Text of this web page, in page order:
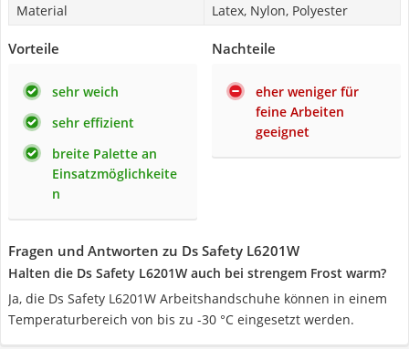
Material Latex, Nylon, Polyester
Vorteile
sehr weich
sehr effizient
breite Palette an
Einsatzmöglichkeite
n
Nachteile
eher weniger für
feine Arbeiten
geeignet
Fragen und Antworten zu Ds Safety L6201W
Halten die Ds Safety L6201W auch bei strengem Frost warm?
Ja, die Ds Safety L6201W Arbeitshandschuhe können in einem
Temperaturbereich von bis zu -30 °C eingesetzt werden.